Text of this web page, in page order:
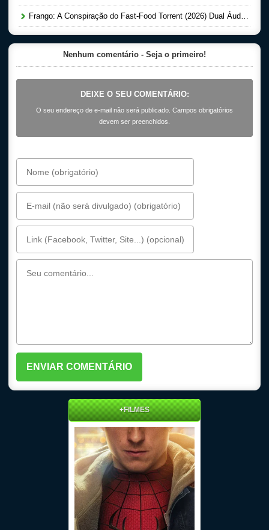
Frango: A Conspiração do Fast-Food Torrent (2026) Dual Áudio 5.1 WEB-DL 1080p
Nenhum comentário - Seja o primeiro!
DEIXE O SEU COMENTÁRIO:
O seu endereço de e-mail não será publicado. Campos obrigatórios
devem ser preenchidos.
+FILMES